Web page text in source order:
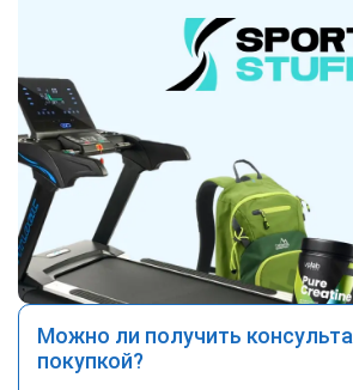
Можно ли получить
покупкой?